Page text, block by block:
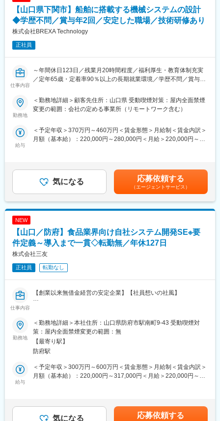
当社独占のプロジェクトも多数あり、当社だからこそ挑戦できる
仕事があります。
＜FA制度＞
エンジニアの方を対象に社内でのキャリアチェンジを支援する制
度です。
転職をする必要なく、社内での新しいキャリアを形成し、貴方の
■働く環境：
◎定年：65歳（その後も契約社員として継続可能）
◎福利厚生：家賃補助制度、資格取得支援、家族手当あり
■スキルアップ支援体制：
・24時間365日好きな時間に技術系動画や勉強が可能です。
て給与UPが行われる仕組みです。
・専門教育機関で技術取得が目指せます。
変更の範囲：会社の定める業務
【山口県下関市】船舶に搭載する機械システムの設計
◆学歴不問／賞与年2回／安定した職場／技術研修あり
株式会社BREXA Technology
正社員
仕事内容
～年間休日123日／残業月20時間程度／福利厚生・教育体制充実
／定年65歳・定着率90％以上の長期就業環境／学歴不問／賞与年
■業務概要：
■業務詳細：
・設計用エレベーターや発着点におけるはしご関連などの機械シ
■当社だからこそ実現できるエンジニアとしての未来がある：
＜お取引社数3,900社＞
同業他社と比較をしても圧倒的なお取引社数を誇る当社。
当社独占のプロジェクトも多数あり、当社だからこそ挑戦できる
仕事があります。
エンジニアの方を対象に社内でのキャリアチェンジを支援する制
度です。
転職をする必要なく、社内での新しいキャリアを形成し、貴方の
エンジニアとしての可能性を広げる事が可能です。
■働く環境：
◎全社月平均残業時間：約20時間
◎定年：65歳（その後も契約社員として継続可能）
■スキルアップ支援体制：
・24時間365日好きな時間に技術系動画や勉強が可能です。
・Zoomにて技術研修を月数回開催。プログラミングや設計など幅
広いトピックスを用意しています。
て給与UPが行われる仕組みです。
・専門教育機関で技術取得が目指せます。
勤務地
＜勤務地詳細＞顧客先住所：山口県 受動喫煙対策：屋内全面禁煙
変更の範囲：会社の定める事業所（リモートワーク含む）
給与
＜予定年収＞370万円～460万円＜賃金形態＞月給制＜賃金内訳＞
月額（基本給）：220,000円～280,000円＜月給＞220,000円～
給：年1回（4月）賃金はあくまでも目安の金額であり、選考を通
じて上下する可能性があります。月給(月額)は固定手当を含めた表
記です。
気になる 応募依頼する
（エージェントサービス）
NEW
【山口／防府】食品業界向け自社システム開発SE※要
件定義～導入まで一貫◇転勤無／年休127日
株式会社三友
正社員 転勤なし
仕事内容
【創業以来無借金経営の安定企業】【社員想いの社風】
ITエンジニアとして、自社商品のソフト開発をお任せします。顧
客との要件定義から詳細設計、開発、カスタマイズ、導入、運用
支援など、一貫した業務から、ご経験に合わせて担当業務をお任
せします。
■自社商品について：
主力商品の「懐刀(ふところがたな)」は、食品製造卸業向けの基幹
ーションを提供できる環境を整えています。
勤務地
＜勤務地詳細＞本社住所：山口県防府市駅南町9-43 受動喫煙対
策：屋内全面禁煙変更の範囲：無
【最寄り駅】
防府駅
給与
＜予定年収＞300万円～600万円＜賃金形態＞月給制＜賃金内訳＞
月額（基本給）：220,000円～317,000円＜月給＞220,000円～
額)は固定手当を含めた表記です。
気になる 応募依頼する